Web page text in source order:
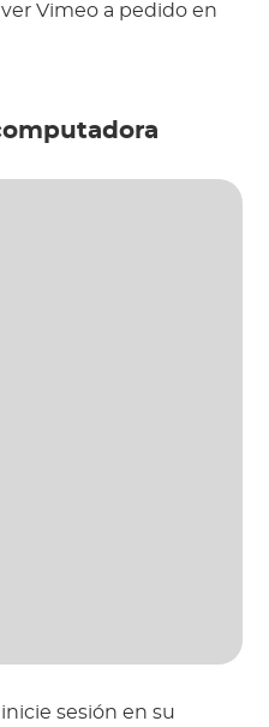
Vimeo a pedido en
sesión en su